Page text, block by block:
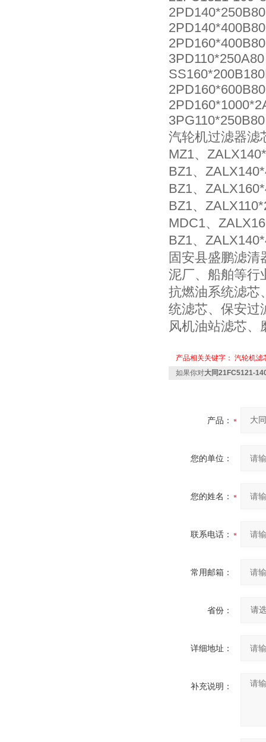
3PG110*250B80
汽轮机过滤器滤
MZ1、
BZ1、
BZ1、
BZ1、
MDC1、
BZ1、
固安县盛鹏滤
泥厂、船舶等行
抗燃油系统滤芯
统滤芯、保安过
风机油站滤芯、
产品相关关键字： 汽轮机滤
如果你对大同21FC5121-
产品：
您的单位：
您的姓名：
联系电话：
常用邮箱：
省份：
详细地址：
补充说明：